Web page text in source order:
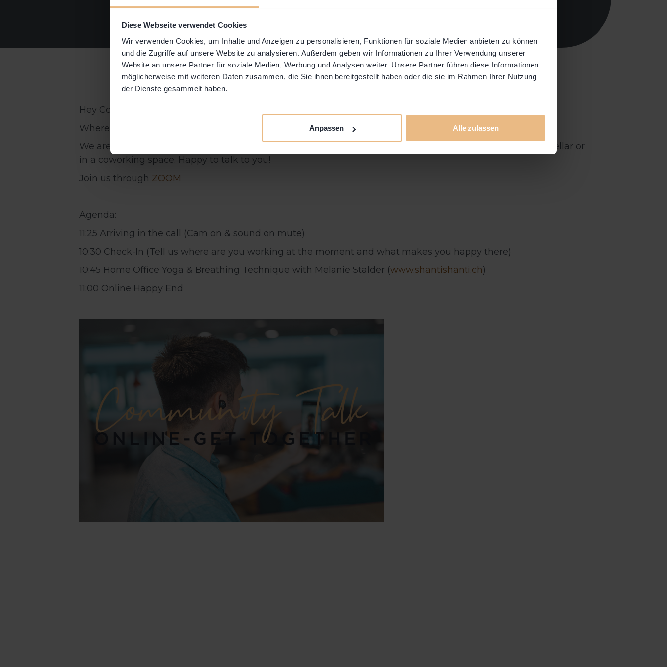
Diese Webseite verwendet Cookies
Wir verwenden Cookies, um Inhalte und Anzeigen zu personalisieren, Funktionen für soziale Medien anbieten zu können
und die Zugriffe auf unsere Website zu analysieren. Außerdem geben wir Informationen zu Ihrer Verwendung unserer
Website an unsere Partner für soziale Medien, Werbung und Analysen weiter. Unsere Partner führen diese Informationen
möglicherweise mit weiteren Daten zusammen, die Sie ihnen bereitgestellt haben oder die sie im Rahmen Ihrer Nutzung
der Dienste gesammelt haben.
Anpassen Alle zulassen
Hey Community
Where are you working at the moment?
We are organizing an ONLINE-GET-TOGETHER for everyone who is working at home, in the forest, in the cellar or
in a coworking space. Happy to talk to you!
Join us through ZOOM
Agenda:
11:25 Arriving in the call (Cam on & sound on mute)
10:30 Check-In (Tell us where are you working at the moment and what makes you happy there)
10:45 Home Office Yoga & Breathing Technique with Melanie Stalder (www.shantishanti.ch)
11:00 Online Happy End